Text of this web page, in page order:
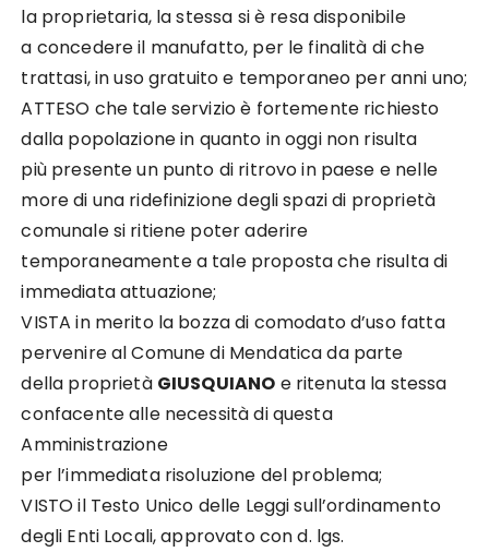
la proprietaria, la stessa si è resa disponibile
a concedere il manufatto, per le finalità di che
trattasi, in uso gratuito e temporaneo per anni uno;
ATTESO che tale servizio è fortemente richiesto
dalla popolazione in quanto in oggi non risulta
più presente un punto di ritrovo in paese e nelle
more di una ridefinizione degli spazi di proprietà
comunale si ritiene poter aderire
temporaneamente a tale proposta che risulta di
immediata attuazione;
VISTA in merito la bozza di comodato d’uso fatta
pervenire al Comune di Mendatica da parte
della proprietà GIUSQUIANO e ritenuta la stessa
confacente alle necessità di questa
Amministrazione
per l’immediata risoluzione del problema;
VISTO il Testo Unico delle Leggi sull’ordinamento
degli Enti Locali, approvato con d. lgs.